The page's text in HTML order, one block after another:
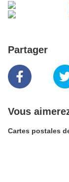
Partager
Vous
Cartes postales